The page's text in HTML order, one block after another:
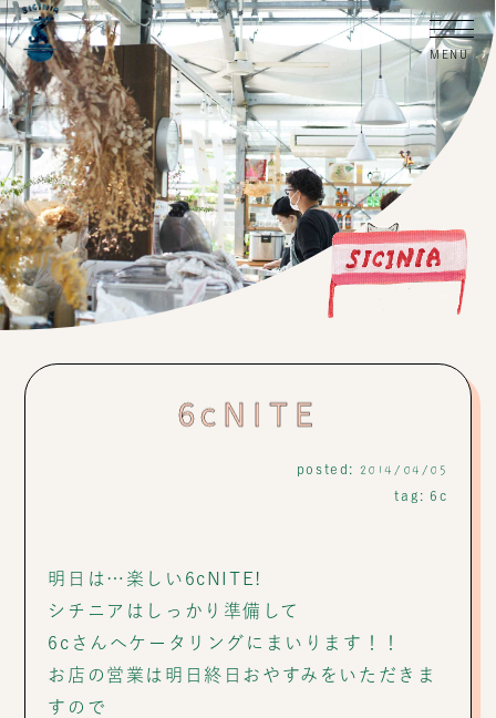
6cNITE
posted: 2014/04/05
tag: 6c
明日は…楽しい6cNITE!
シチニアはしっかり準備して
6cさんへケータリングにまいります！！
お店の営業は明日終日おやすみをいただきま
すので